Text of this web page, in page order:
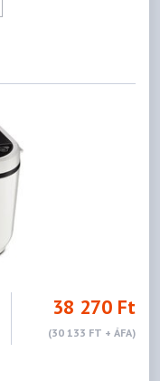
38 270 Ft
(30 133 FT + ÁFA)